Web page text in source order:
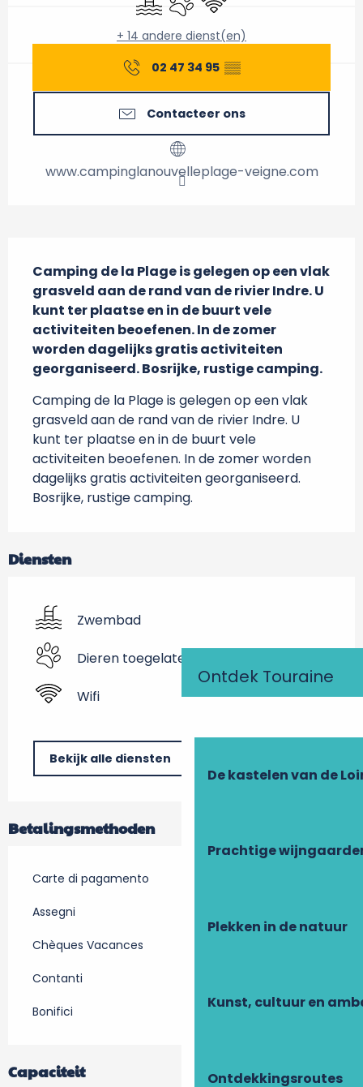
Ontdek Touraine
De kastelen van de
Prachtige
Plekken in de natuur
Kunst, cultuur en
Ontdekkingsroutes
+ 14 andere dienst(en)
02 47 34 95 ▒▒
Contacteer ons
www.campinglanouvelleplage-veigne.com
Camping de la Plage is gelegen op een vlak
grasveld aan de rand van de rivier Indre. U
kunt ter plaatse en in de buurt vele
activiteiten beoefenen. In de zomer
worden dagelijks gratis activiteiten
georganiseerd. Bosrijke, rustige camping.
Camping de la Plage is gelegen op een vlak
grasveld aan de rand van de rivier Indre. U
kunt ter plaatse en in de buurt vele
activiteiten beoefenen. In de zomer worden
dagelijks gratis activiteiten georganiseerd.
Bosrijke, rustige camping.
Diensten
Zwembad
Dieren toegelaten
Wifi
Bekijk alle diensten
Betalingsmethoden
Carte di pagamento
Assegni
Chèques Vacances
Contanti
Bonifici
Capaciteit